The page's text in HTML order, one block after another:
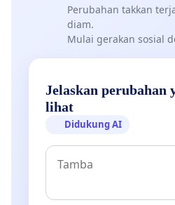
Perubahan takkan
diam.
Mulai gerakan sosial
Jelaskan perubahan
lihat
Didukung AI